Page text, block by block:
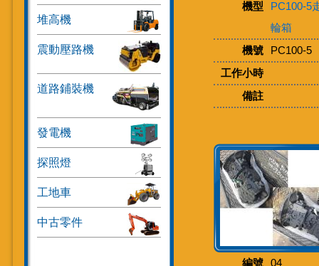
堆高機
震動壓路機
道路鋪裝機
發電機
探照燈
工地車
中古零件
機型
PC100-5
輪箱
機號
PC100-5
工作小時
備註
編號
04